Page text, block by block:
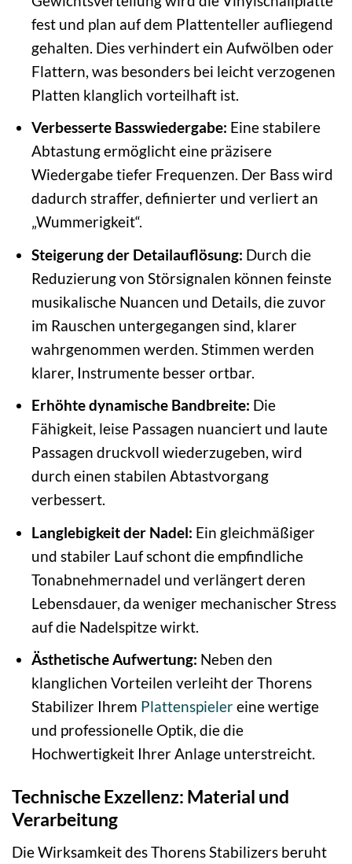
fest und plan auf dem Plattenteller aufliegend
gehalten. Dies verhindert ein Aufwölben oder
Flattern, was besonders bei leicht verzogenen
Platten klanglich vorteilhaft ist.
Verbesserte Basswiedergabe: Eine stabilere
Abtastung ermöglicht eine präzisere
Wiedergabe tiefer Frequenzen. Der Bass wird
dadurch straffer, definierter und verliert an
„Wummerigkeit“.
Steigerung der Detailauflösung: Durch die
Reduzierung von Störsignalen können feinste
musikalische Nuancen und Details, die zuvor
im Rauschen untergegangen sind, klarer
wahrgenommen werden. Stimmen werden
klarer, Instrumente besser ortbar.
Erhöhte dynamische Bandbreite: Die
Fähigkeit, leise Passagen nuanciert und laute
Passagen druckvoll wiederzugeben, wird
durch einen stabilen Abtastvorgang
verbessert.
Langlebigkeit der Nadel: Ein gleichmäßiger
und stabiler Lauf schont die empfindliche
Tonabnehmernadel und verlängert deren
Lebensdauer, da weniger mechanischer Stress
auf die Nadelspitze wirkt.
Ästhetische Aufwertung: Neben den
klanglichen Vorteilen verleiht der Thorens
Stabilizer Ihrem Plattenspielereine wertige
und professionelle Optik, die die
Hochwertigkeit Ihrer Anlage unterstreicht.
Technische Exzellenz: Material und
Verarbeitung
Die Wirksamkeit des Thorens Stabilizers beruht